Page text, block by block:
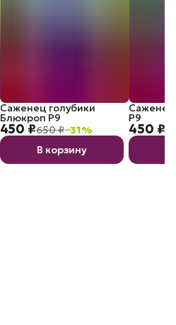
450 ₽650 ₽−31%
Саженец голубики
Блюкроп P9
В корзину
450 ₽
Саженец
P9